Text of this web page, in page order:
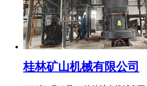
桂林矿山机械有限公司